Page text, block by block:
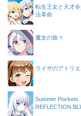
転生王女と天才
法革命
魔女の旅々
ライザのアトリエ
Summer Pockets
REFLECTION